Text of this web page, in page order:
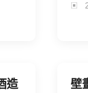
造
壁